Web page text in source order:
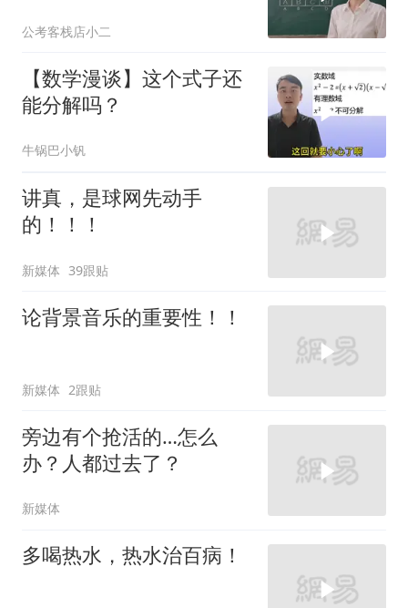
公考客栈店小二
【数学漫谈】这个式子还
能分解吗？
牛锅巴小钒
讲真，是球网先动手
的！！！
新媒体 39跟贴
论背景音乐的重要性！！
新媒体 2跟贴
旁边有个抢活的…怎么
办？人都过去了？
新媒体
多喝热水，热水治百病！